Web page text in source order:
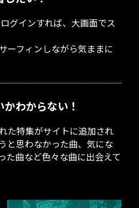
グインすれば、大画面でス
ーフィンしながら気ままに
わからない！
た特集がサイトに追加され
と思わなかった曲、気にな
た曲など色々な曲に出会えて